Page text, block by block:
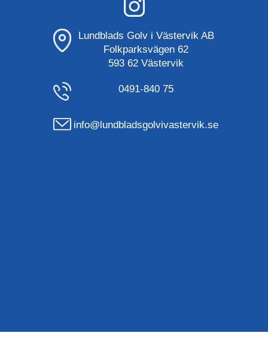
Lundblads Golv i Västervik AB
Folkparksvägen 62
593 62 Västervik
0491-840 75
info@lundbladsgolvivastervik.se